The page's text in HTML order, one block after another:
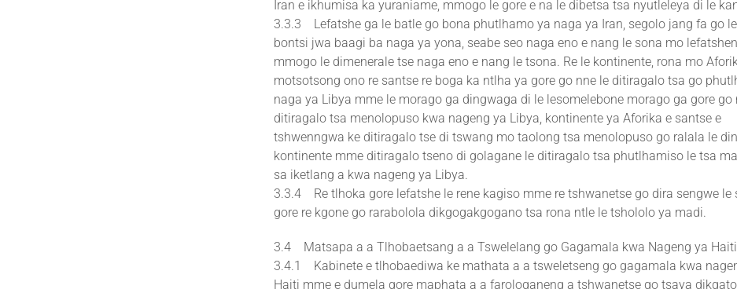
Iran e ikhumisa ka yuraniame, mmogo le gore e na le dibetsa tsa nyutleleya di le
3.3.3 Lefatshe ga le batle go bona phutlhamo ya naga ya Iran, segolo jang fa go
bontsi jwa baagi ba naga ya yona, seabe seo naga eno e nang le sona mo
mmogo le dimenerale tse naga eno e nang le tsona. Re le kontinente, rona mo
motsotsong ono re santse re boga ka ntlha ya gore go nne le ditiragalo tsa go
naga ya Libya mme le morago ga dingwaga di le lesomelebone morago ga gore go
ditiragalo tsa menolopuso kwa nageng ya Libya, kontinente ya Aforika e santse e
tshwenngwa ke ditiragalo tse di tswang mo taolong tsa menolopuso go ralala le
kontinente mme ditiragalo tseno di golagane le ditiragalo tsa phutlhamiso le tsa
sa iketlang a kwa nageng ya Libya.
3.3.4 Re tlhoka gore lefatshe le rene kagiso mme re tshwanetse go dira sengwe le
gore re kgone go rarabolola dikgogakgogano tsa rona ntle le tshololo ya madi.
3.4 Matsapa a a Tlhobaetsang a a Tswelelang go Gagamala kwa Nageng ya Haiti
3.4.1 Kabinete e tlhobaediwa ke mathata a a tsweletseng go gagamala kwa
Haiti mme e dumela gore maphata a a farologaneng a tshwanetse go tsaya